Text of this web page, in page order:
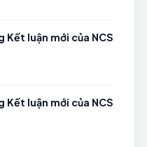
luận mới của NCS
luận mới của NCS